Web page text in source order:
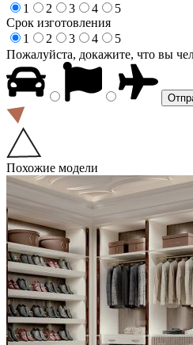
1
2 3 4
5
Срок изготовления
1
2 3 4
5
Пожалуйста, докажите, что вы
Похожие модели